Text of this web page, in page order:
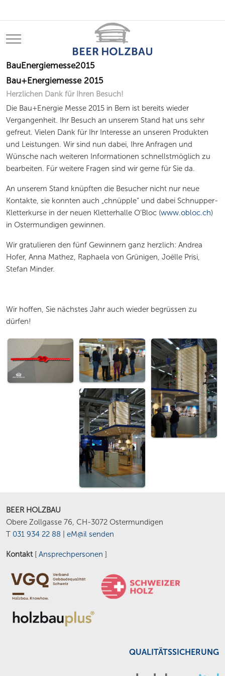
Mobile Menu Toggle
BauEnergiemesse2015
Bau+Energiemesse 2015
Herzlichen Dank für Ihren Besuch!
Die Bau+Energie Messe 2015 in Bern ist bereits wieder
Vergangenheit. Ihr Besuch an unserem Stand hat uns sehr
gefreut. Vielen Dank für Ihr Interesse an unseren Produkten
und Leistungen. Wir sind nun dabei, Ihre Anfragen und
Wünsche nach weiteren Informationen schnellstmöglich zu
bearbeiten. Für weitere Fragen sind wir gerne für Sie da.
An unserem Stand knüpften die Besucher nicht nur neue
Kontakte, sie konnten auch „chnüpple“ und dabei Schnupper-
Kletterkurse in der neuen Kletterhalle O’Bloc (www.obloc.ch)
in Ostermundigen gewinnen.
Wir gratulieren den fünf Gewinnern ganz herzlich: Andrea
Hofer, Anna Mathez, Raphaela von Grünigen, Joëlle Prisi,
Stefan Minder.
Wir hoffen, Sie nächstes Jahr auch wieder begrüssen zu
dürfen!
BEER HOLZBAU
Obere Zollgasse 76, CH-3072 Ostermundigen
T 031 934 22 88 eM@il senden
Kontakt [ Ansprechpersonen ]
QUALITÄTSSICHERUNG